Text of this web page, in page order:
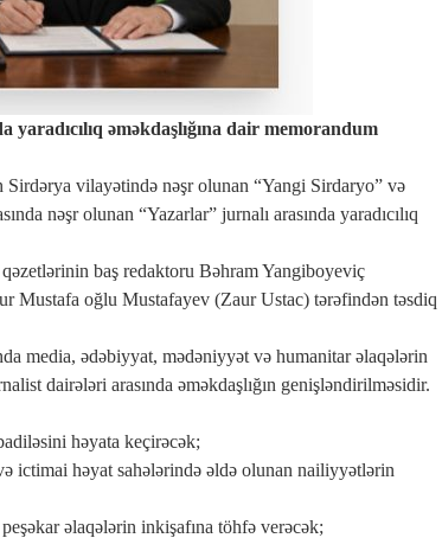
əməkdaşlığına dair memorandum
Sirdərya vilayətində nəşr olunan “Yangi Sirdaryo” və
nəşr olunan “Yazarlar” jurnalı arasında yaradıcılıq
baş redaktoru Bəhram Yangiboyeviç
Mustafa oğlu Mustafayev (Zaur Ustac) tərəfindən təsdiq
media, ədəbiyyat, mədəniyyət və humanitar əlaqələrin
dairələri arasında əməkdaşlığın genişləndirilməsidir.
həyata keçirəcək;
ictimai həyat sahələrində əldə olunan nailiyyətlərin
əlaqələrin inkişafına töhfə verəcək;